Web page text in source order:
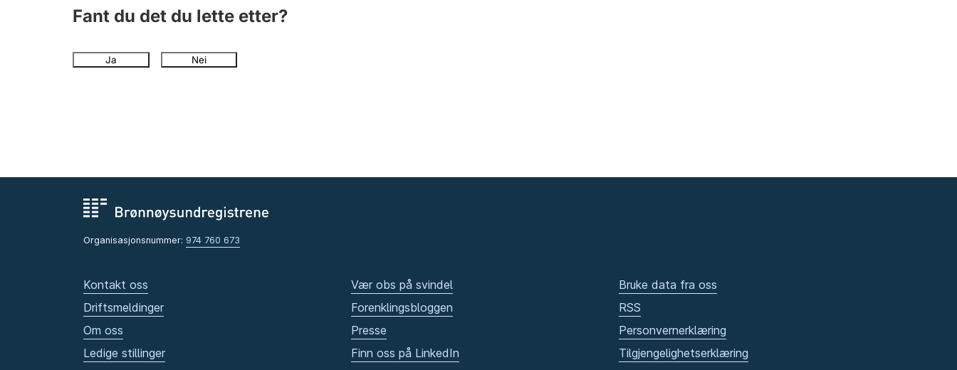
Fant du det du lette etter?
Ja Nei
Organisasjonsnummer: 974 760 673
Kontakt oss
Driftsmeldinger
Om oss
Ledige stillinger
Vær obs på svindel
Forenklingsbloggen
Presse
Finn oss på LinkedIn
Bruke data fra oss
RSS
Personvernerklæring
Tilgjengelighetserklæring